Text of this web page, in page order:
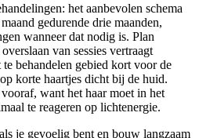
het aanbevolen schema
gedurende drie maanden,
wanneer dat nodig is. Plan
van sessies vertraagt
behandelen gebied kort voor de
korte haartjes dicht bij de huid.
want het haar moet in het
te reageren op lichtenergie.
je gevoelig bent en bouw langzaam